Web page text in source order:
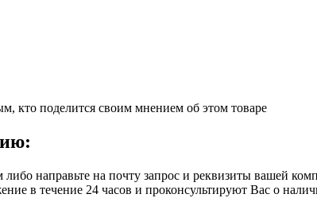
кто поделится своим мнением об этом товаре
направьте на почту запрос и реквизиты вашей
в течение 24 часов и проконсультируют Вас о